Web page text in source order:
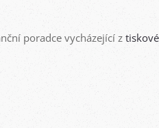
poradce vycházející z